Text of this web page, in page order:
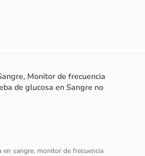
Monitor de frecuencia
de glucosa en Sangre no
sangre, monitor de frecuencia